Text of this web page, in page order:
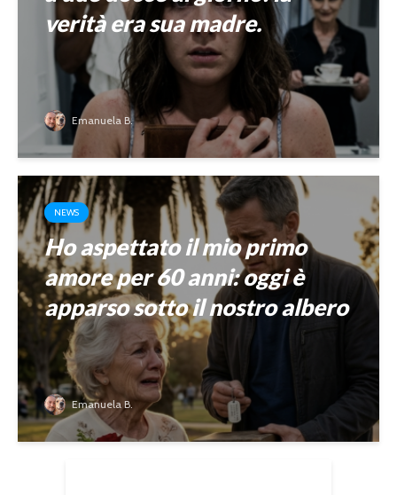
verità era sua madre.
Emanuela B.
NEWS
Ho aspettato il mio primo
amore per 60 anni: oggi è
apparso sotto il nostro albero
Emanuela B.